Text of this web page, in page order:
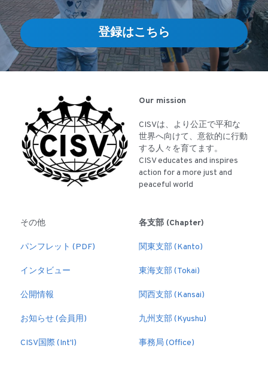
登録はこちら
Our mission
CISVは、より公正で平和な
世界へ向けて、意欲的に行動
する人々を育てます。
CISV educates and inspires
action for a more just and
peaceful world
その他
パンフレット (PDF)
インタビュー
公開情報
お知らせ (会員用)
CISV国際 (Int'l)
各支部 (Chapter)
関東支部 (Kanto)
東海支部 (Tokai)
関西支部 (Kansai)
九州支部 (Kyushu)
事務局 (Office)